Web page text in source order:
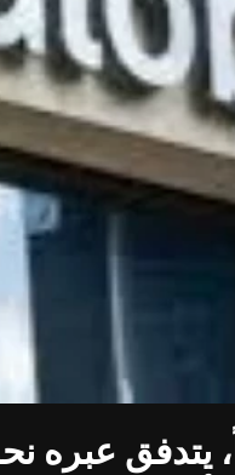
يتدفق عبره